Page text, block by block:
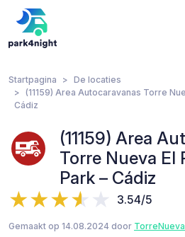
Startpagina
De locaties
(11159) Area Autocaravanas Torre
Cádiz
(11159) Area
Torre Nueva El
Park – Cádiz
3.54/5
Gemaakt op 14.08.2024 door